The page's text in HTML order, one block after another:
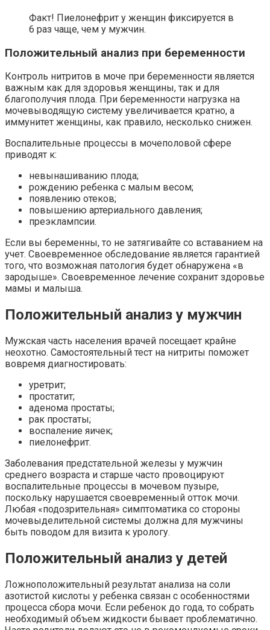
Факт! Пиелонефрит у женщин фиксируется в
6 раз чаще, чем у мужчин.
Положительный анализ при беременности
Контроль нитритов в моче при беременности является
важным как для здоровья женщины, так и для
благополучия плода. При беременности нагрузка на
мочевыводящую систему увеличивается кратно, а
иммунитет женщины, как правило, несколько снижен.
Воспалительные процессы в мочеполовой сфере
приводят к:
невынашиванию плода;
рождению ребенка с малым весом;
появлению отеков;
повышению артериального давления;
преэклампсии.
Если вы беременны, то не затягивайте со вставанием на
учет. Своевременное обследование является гарантией
того, что возможная патология будет обнаружена «в
зародыше». Своевременное лечение сохранит здоровье
мамы и малыша.
Положительный анализ у мужчин
Мужская часть населения врачей посещает крайне
неохотно. Самостоятельный тест на нитриты поможет
вовремя диагностировать:
уретрит;
простатит;
аденома простаты;
рак простаты;
воспаление яичек;
пиелонефрит.
Заболевания предстательной железы у мужчин
среднего возраста и старше часто провоцируют
воспалительные процессы в мочевом пузыре,
поскольку нарушается своевременный отток мочи.
Любая «подозрительная» симптоматика со стороны
мочевыделительной системы должна для мужчины
быть поводом для визита к урологу.
Положительный анализ у детей
Ложноположительный результат анализа на соли
азотистой кислоты у ребенка связан с особенностями
процесса сбора мочи. Если ребенок до года, то собрать
необходимый объем жидкости бывает проблематично.